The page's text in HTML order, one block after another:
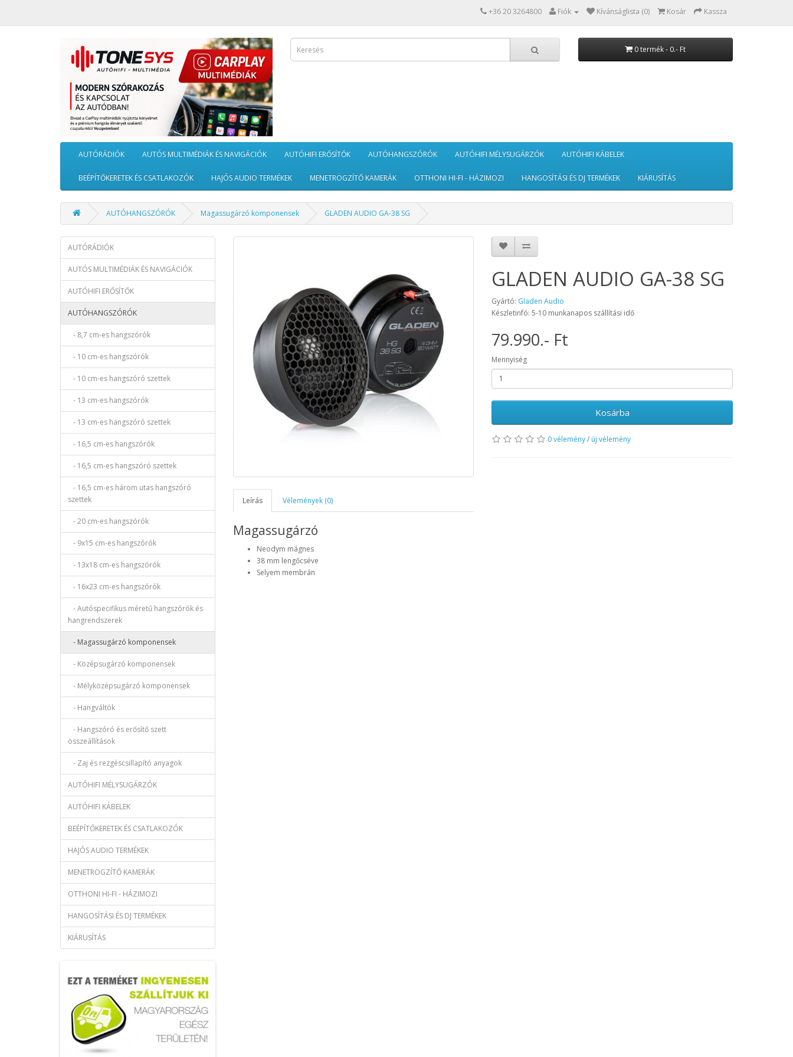
+36 20 3264800 Fiók Kívánságlista (0) Kosár Kassza
0 termék - 0.- Ft
AUTÓRÁDIÓK AUTÓS MULTIMÉDIÁK ÉS NAVIGÁCIÓK AUTÓHIFI ERŐSÍTŐK AUTÓHANGSZÓRÓK AUTÓHIFI MÉLYSUGÁRZÓK AUTÓHIFI KÁBELEK
BEÉPÍTŐKERETEK ÉS CSATLAKOZÓK HAJÓS AUDIO TERMÉKEK MENETRÖGZÍTŐ KAMERÁK OTTHONI HI-FI - HÁZIMOZI HANGOSÍTÁSI ÉS DJ TERMÉKEK KIÁRUSÍTÁS
AUTÓHANGSZÓRÓK Magassugárzó komponensek GLADEN AUDIO GA-38 SG
AUTÓRÁDIÓK
AUTÓS MULTIMÉDIÁK ÉS NAVIGÁCIÓK
AUTÓHIFI ERŐSÍTŐK
AUTÓHANGSZÓRÓK
- 8,7 cm-es hangszórók
- 10 cm-es hangszórók
- 10 cm-es hangszóró szettek
- 13 cm-es hangszórók
- 13 cm-es hangszóró szettek
- 16,5 cm-es hangszórók
- 16,5 cm-es hangszóró szettek
- 16,5 cm-es három utas hangszóró
szettek
- 20 cm-es hangszórók
- 9x15 cm-es hangszórók
- 13x18 cm-es hangszórók
- 16x23 cm-es hangszórók
- Autóspecifikus méretű hangszórók és
hangrendszerek
- Magassugárzó komponensek
- Középsugárzó komponensek
- Mélyközépsugárzó komponensek
- Hangváltók
- Hangszóró és erősítő szett
összeállítások
- Zaj és rezgéscsillapító anyagok
AUTÓHIFI MÉLYSUGÁRZÓK
AUTÓHIFI KÁBELEK
BEÉPÍTŐKERETEK ÉS CSATLAKOZÓK
HAJÓS AUDIO TERMÉKEK
MENETRÖGZÍTŐ KAMERÁK
OTTHONI HI-FI - HÁZIMOZI
HANGOSÍTÁSI ÉS DJ TERMÉKEK
KIÁRUSÍTÁS
Leírás Vélemények (0)
Magassugárzó
Neodym mágnes
38 mm lengőcséve
Selyem membrán
GLADEN AUDIO GA-38 SG
Gyártó: Gladen Audio
Készletinfó: 5-10 munkanapos szállítási idő
79.990.- Ft
Mennyiség
Kosárba
0 vélemény/ új vélemény